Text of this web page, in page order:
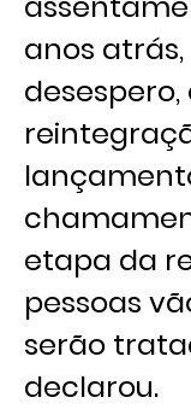
anos
etapa da
pessoas
serão
declarou.